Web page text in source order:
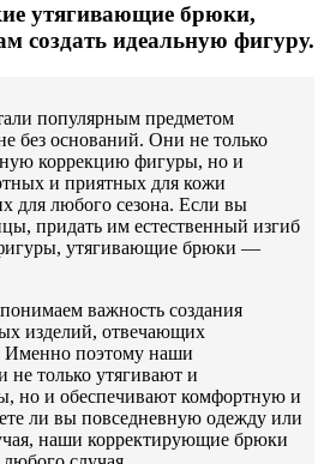
утягивающие брюки,
создать идеальную фигуру.
популярным предметом
без оснований. Они не только
коррекцию фигуры, но и
и приятных для кожи
для любого сезона. Если вы
придать им естественный изгиб
утягивающие брюки —
важность создания
изделий, отвечающих
Именно поэтому наши
только утягивают и
но и обеспечивают комфортную и
ли вы повседневную одежду или
наши корректирующие брюки